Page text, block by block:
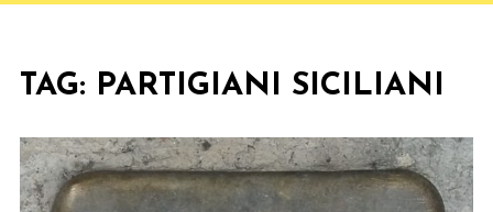
TAG: PARTIGIANI SICILIANI